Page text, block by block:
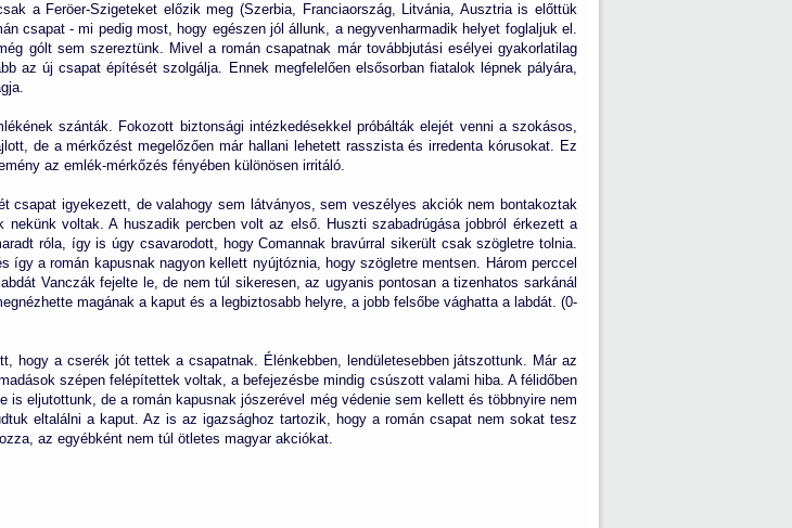
a Feröer-Szigeteket előzik meg (Szerbia, Franciaország, Litvánia, Ausztria is előttük
csapat - mi pedig most, hogy egészen jól állunk, a negyvenharmadik helyet foglaljuk el.
gólt sem szereztünk. Mivel a román csapatnak már továbbjutási esélyei gyakorlatilag
az új csapat építését szolgálja. Ennek megfelelően elsősorban fiatalok lépnek pályára,
szánták. Fokozott biztonsági intézkedésekkel próbálták elejét venni a szokásos,
de a mérkőzést megelőzően már hallani lehetett rasszista és irredenta kórusokat. Ez
az emlék-mérkőzés fényében különösen irritáló.
csapat igyekezett, de valahogy sem látványos, sem veszélyes akciók nem bontakoztak
voltak. A huszadik percben volt az első. Huszti szabadrúgása jobbról érkezett a
róla, így is úgy csavarodott, hogy Comannak bravúrral sikerült csak szögletre tolnia.
a román kapusnak nagyon kellett nyújtóznia, hogy szögletre mentsen. Három perccel
Vanczák fejelte le, de nem túl sikeresen, az ugyanis pontosan a tizenhatos sarkánál
magának a kaput és a legbiztosabb helyre, a jobb felsőbe vághatta a labdát. (0-
hogy a cserék jót tettek a csapatnak. Élénkebben, lendületesebben játszottunk. Már az
szépen felépítettek voltak, a befejezésbe mindig csúszott valami hiba. A félidőben
eljutottunk, de a román kapusnak jószerével még védenie sem kellett és többnyire nem
eltalálni a kaput. Az is az igazsághoz tartozik, hogy a román csapat nem sokat tesz
az egyébként nem túl ötletes magyar akciókat.